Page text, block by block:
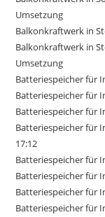
Umsetzung
Balkonkraftwerk in
Balkonkraftwerk in
Umsetzung
Batteriespeicher für
Batteriespeicher für
Batteriespeicher für
Batteriespeicher für
17:12
Batteriespeicher für
Batteriespeicher für
Batteriespeicher für
Batteriespeicher für